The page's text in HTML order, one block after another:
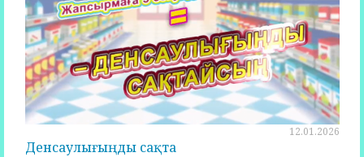
12.01.2026
Денсаулығыңды сақта